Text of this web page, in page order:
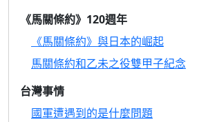
《馬關條約》120週年
《馬關條約》與日本的崛起
馬關條約和乙未之役雙甲子紀念
台灣事情
國軍遭遇到的是什麼問題